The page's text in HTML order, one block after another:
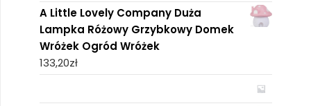
A Little Lovely Company Duża
Lampka Różowy Grzybkowy Domek
Wróżek Ogród Wróżek
133,20zł